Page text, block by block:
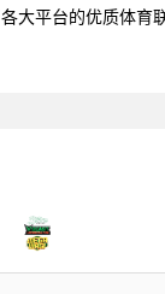
大平台的优质体育